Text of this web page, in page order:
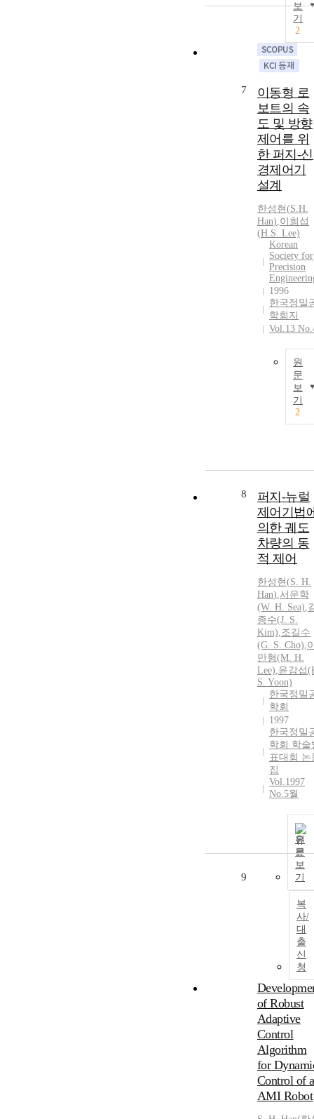
보
기
2
7
이동형 로
보트의 속
도 및 방향
제어를 위
한 퍼지-신
경제어기
설계
한성현(S.H.
Han),이희섭
(H.S. Lee)
Korean
Society for
Precision
1996
한국정밀
학회지
Vol.13
원
문
보
기
2
8
퍼지-뉴럴
제어기법
의한 궤도
차량의 동
적 제어
한성현(S. H.
Han),서운학
(W. H. Sea),
종수(J. S.
Kim),조길수
(G. S. Cho),
만형(M. H.
Lee),윤강섭
S. Yoon)
한국정밀
학회
1997
한국정밀
학회 학술
표대회 논
집
Vol.1997
No.5월
원
문
보
기
복
사/
대
출
신
청
9
of Robust
Adaptive
Control
Algorithm
for
Control of a
AMI Robot